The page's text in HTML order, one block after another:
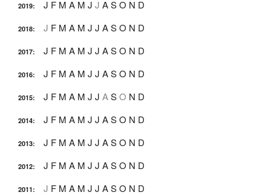
2019: J F M A M J J ASO N D
2018: J F M A M J J ASO N D
2017: J F M A M J J ASO N D
2016: J F M A M J J ASO N D
2015: J F M A M J J ASO N D
2014: J F M A M J J ASO N D
2013: J F M A M J J ASO N D
2012: J F M A M J J ASO N D
2011: J F M A M J J ASO N D